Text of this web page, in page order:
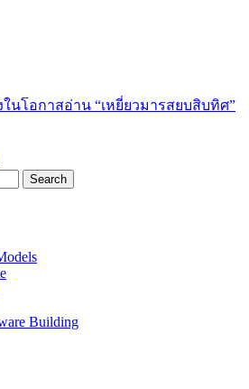
ในโอกาสอ่าน “เหยี่ยวมารสยบสิบทิศ”
Building